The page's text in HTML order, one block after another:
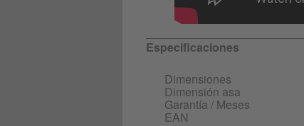
Especificaciones
Dimensiones
Dimensión asa
Garantía / Meses
EAN